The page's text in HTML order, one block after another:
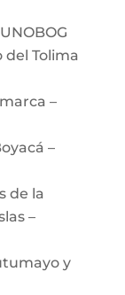
del Tolima
–
–
de la
–
y